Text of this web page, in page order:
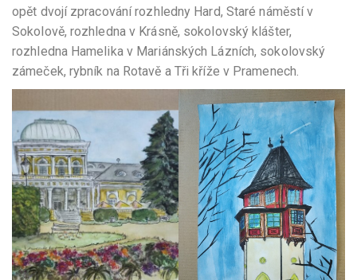
opět dvojí zpracování rozhledny Hard, Staré náměstí v
Sokolově, rozhledna v Krásně, sokolovský klášter,
rozhledna Hamelika v Mariánských Lázních, sokolovský
zámeček, rybník na Rotavě a Tři kříže v Pramenech.